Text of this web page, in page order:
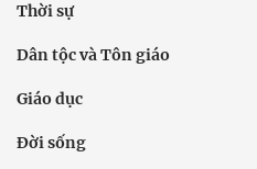
Thời sự
Dân tộc và Tôn giáo
Giáo dục
Đời sống